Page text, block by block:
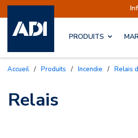
PRODUITS
Accueil / Produits / Incendie /
Relais